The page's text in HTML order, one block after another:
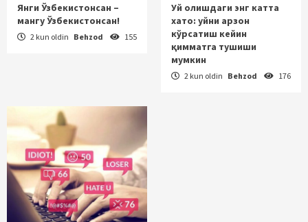
Янги Ўзбекистонсан –
мангу Ўзбекистонсан!
2 kun oldin Behzod 155
Уй олишдаги энг катта
хато: уйни арзон
кўрсатиш кейин
қимматга тушиши
мумкин
2 kun oldin Behzod 176